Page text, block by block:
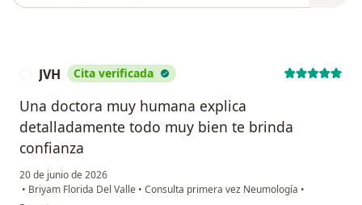
JVH Cita verificada
Una doctora muy humana explica
detalladamente todo muy bien te brinda
confianza
20 de junio de 2026
• Briyam Florida Del Valle • Consulta primera vez Neumología •